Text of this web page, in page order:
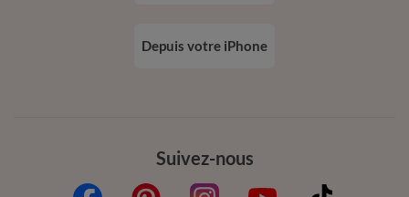
Suivez-nous
Depuis votre iPhone